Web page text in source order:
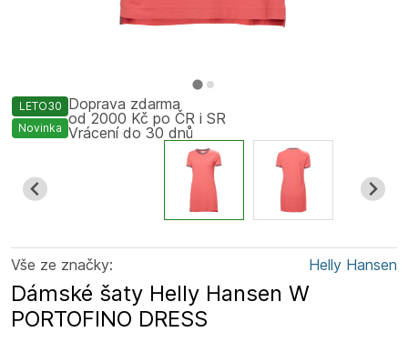
LETO30
Novinka
Vše ze značky: Helly Hansen
Dámské šaty Helly Hansen W
PORTOFINO DRESS
Doprava zdarma
od 2000 Kč po ČR i SR
Vrácení do 30 dnů